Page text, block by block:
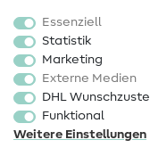
Sale
Schnittmuster
Essenziell
Statistik
Marketing
Externe Medien
DHL
Funktional
Weitere Einstellungen